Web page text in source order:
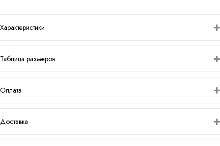
Характеристики
Таблица размеров
Оплата
Доставка